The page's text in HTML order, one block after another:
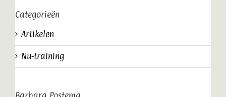
Categorieën
Artikelen
Nu-training